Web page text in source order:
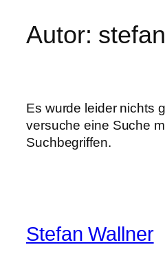
Zum
InhaltAutor:
Es wurde leider nichts
versuche eine Suche
Suchbegriffen.
Stefan Wallner